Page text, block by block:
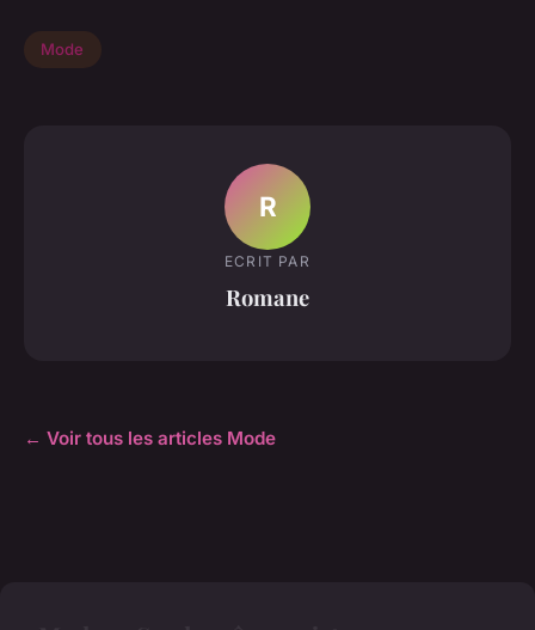
Mode
R
ECRIT PAR
Romane
← Voir tous les articles Mode